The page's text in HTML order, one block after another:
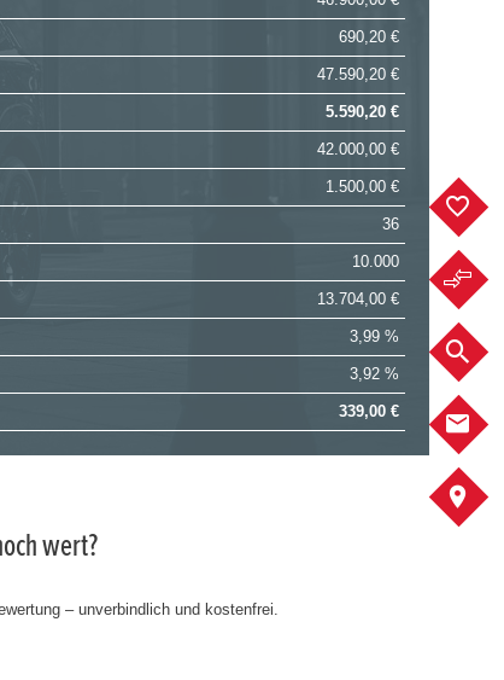
690,20 €
47.590,20 €
5.590,20 €
42.000,00 €
1.500,00 €
36
10.000
13.704,00 €
3,99 %
3,92 %
339,00 €
wert?
– unverbindlich und kostenfrei.